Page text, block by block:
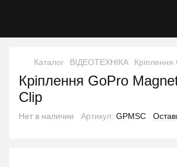
Каталог ВІДЕОТЕХНІКА
Кріплення GoPro
Clip
Нет в наличии Артикул: GPMSC